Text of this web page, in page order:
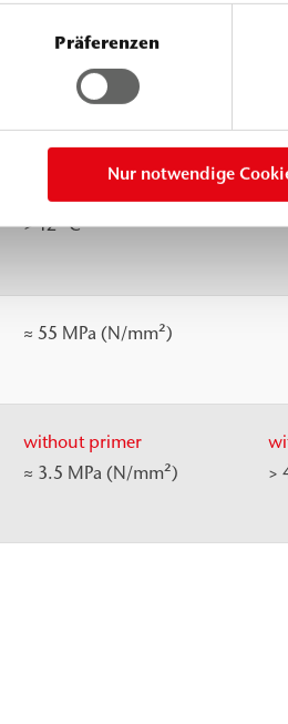
Präferenzen
Nur notwendige
1.0 g/cm³
> 12 °C
≈ 55 MPa (N/mm²)
without primer
≈ 3.5 MPa (N/mm²)
>